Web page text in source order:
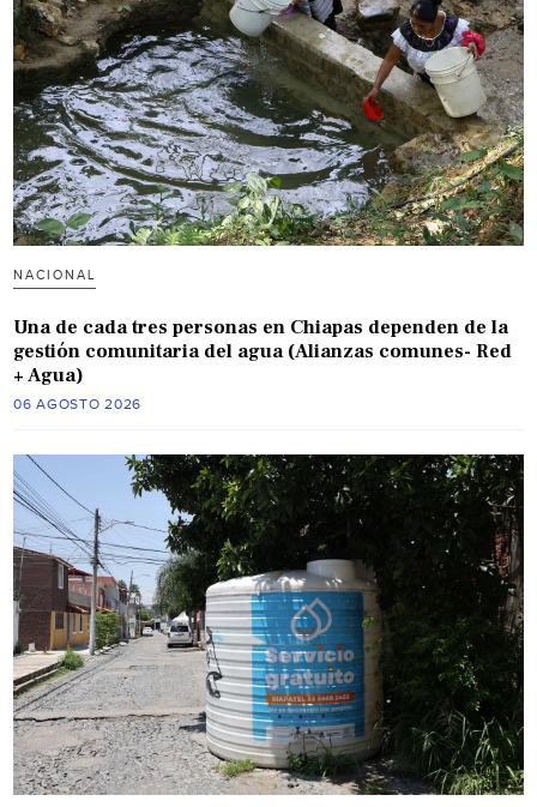
NACIONAL
Una de cada tres personas en Chiapas dependen de la
gestión comunitaria del agua (Alianzas comunes- Red
+ Agua)
06 AGOSTO 2026